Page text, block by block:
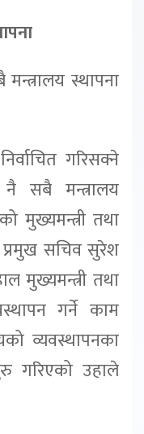
स्थापना
गरिसक्ने
सबै मन्त्रालय
मुख्यमन्त्री तथा
प्रमुख सचिव सुरेश
मुख्यमन्त्री तथा
गर्ने काम
व्यवस्थापनका
गरिएको उहाले